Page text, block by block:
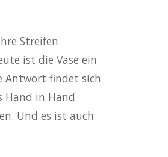
Streifen
ist die Vase ein
Antwort findet sich
Hand in Hand
Und es ist auch